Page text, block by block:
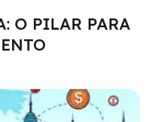
O PILAR PARA